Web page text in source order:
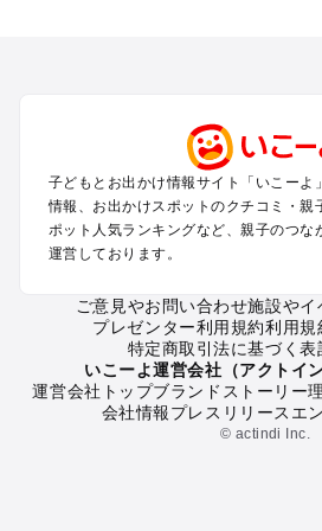
関西のプールおでかけ
中国･四国のプールおでかけ
九州･沖縄のプールおでかけ
定番お出かけスポット
牧場
子どもとお出かけ情報サイト「いこーよ
情報、お出かけスポットのクチコミ・親
ポット人気ランキングなど、親子のつな
運営しております。
ご意見やお問い合わせ施設やイ
プレゼンター利用規約利用規
特定商取引法に基づく表
いこーよ運営会社（アクトイ
運営会社トップブランドストーリー
会社情報プレスリリース エ
© actindi Inc.